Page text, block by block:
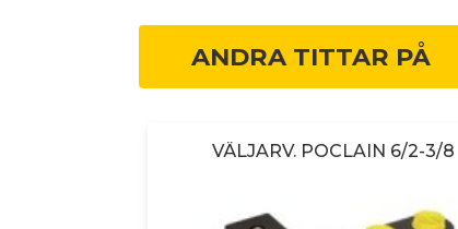
ANDRA TITTAR PÅ
VÄLJARV. POCLAIN 6/2-3/8